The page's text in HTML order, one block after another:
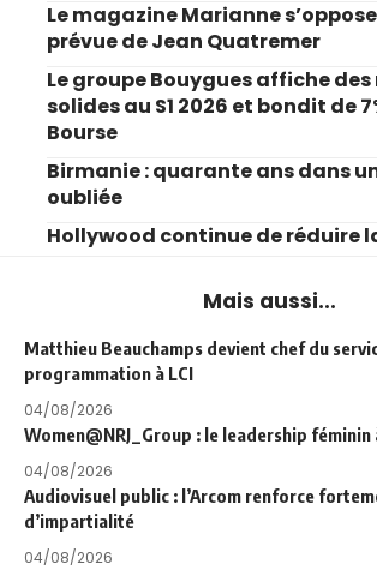
Le magazine Marianne
prévue de Jean Quatremer
Le groupe Bouygues affiche
solides au S1 2026 et bondit de
Bourse
Birmanie : quarante ans dans
oubliée
Hollywood continue de réduire
Mais aussi...
Matthieu Beauchamps devient chef du
programmation à LCI
04/08/2026
Women@NRJ_Group : le leadership féminin
04/08/2026
Audiovisuel public : l’Arcom renforce
d’impartialité
04/08/2026